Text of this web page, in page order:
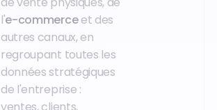
l'e-commerceet des
autres canaux, en
regroupant toutes les
données stratégiques
de l'entreprise :
ventes, clients,